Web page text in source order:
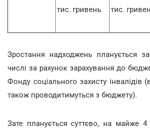
тис. гривень
тис.
Зростання надходжень планується
числі за рахунок зарахування до
Фонду соціального захисту інвалідів
також проводитимуться з бюджету).
Зате планується суттєво, на майже 4